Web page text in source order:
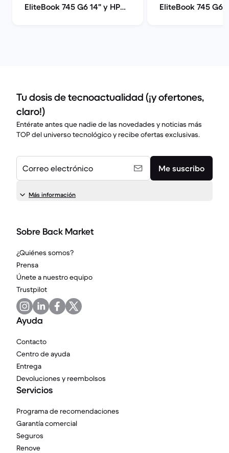
EliteBook 745 G6 14" y HP
EliteBook 745 G6
Tu dosis de tecnoactualidad (¡y ofertones,
claro!)
Entérate antes que nadie de las novedades y noticias más
TOP del universo tecnológico y recibe ofertas exclusivas.
Correo electrónico Me suscribo
Más información
Sobre Back Market
¿Quiénes somos?
Prensa
Únete a nuestro equipo
Trustpilot
Ayuda
Contacto
Centro de ayuda
Entrega
Devoluciones y reembolsos
Servicios
Programa de recomendaciones
Garantía comercial
Seguros
Renove